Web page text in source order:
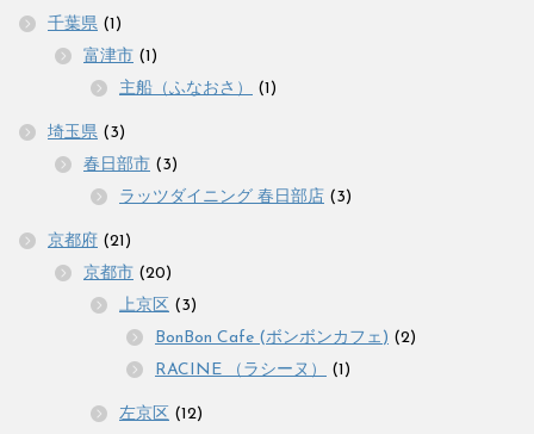
千葉県 (1)
富津市 (1)
主船（ふなおさ）
(1)
埼玉県 (3)
春日部市 (3)
ラッツダイニング 春日部店 (3)
京都府 (21)
京都市 (20)
上京区 (3)
BonBon Cafe (ボンボンカフェ) (2)
RACINE （ラシーヌ）
(1)
左京区 (12)